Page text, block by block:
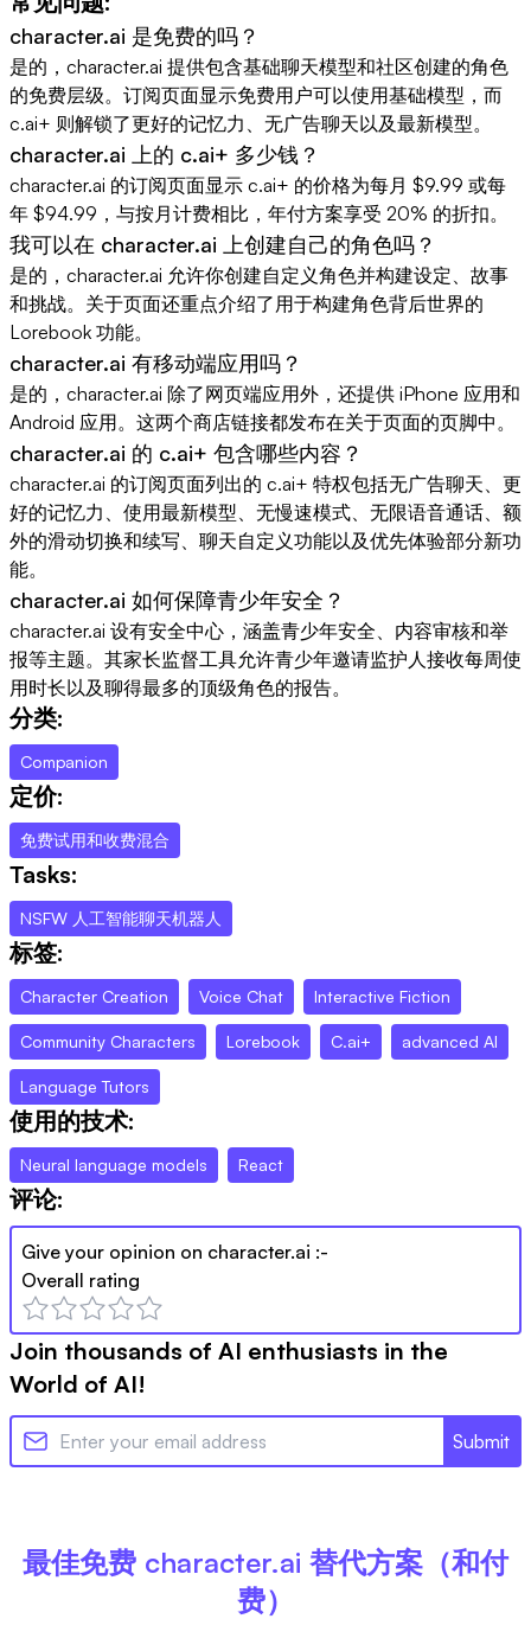
character.ai 是免费的吗？
是的，character.ai 提供包含基础聊天模型和社区创建的角色
的免费层级。订阅页面显示免费用户可以使用基础模型，而
c.ai+ 则解锁了更好的记忆力、无广告聊天以及最新模型。
character.ai 上的 c.ai+ 多少钱？
character.ai 的订阅页面显示 c.ai+ 的价格为每月 $9.99 或每
年 $94.99，与按月计费相比，年付方案享受 20% 的折扣。
我可以在 character.ai 上创建自己的角色吗？
是的，character.ai 允许你创建自定义角色并构建设定、故事
和挑战。关于页面还重点介绍了用于构建角色背后世界的
Lorebook 功能。
character.ai 有移动端应用吗？
是的，character.ai 除了网页端应用外，还提供 iPhone 应用和
Android 应用。这两个商店链接都发布在关于页面的页脚中。
character.ai 的 c.ai+ 包含哪些内容？
character.ai 的订阅页面列出的 c.ai+ 特权包括无广告聊天、更
好的记忆力、使用最新模型、无慢速模式、无限语音通话、额
外的滑动切换和续写、聊天自定义功能以及优先体验部分新功
能。
character.ai 如何保障青少年安全？
character.ai 设有安全中心，涵盖青少年安全、内容审核和举
报等主题。其家长监督工具允许青少年邀请监护人接收每周使
用时长以及聊得最多的顶级角色的报告。
分类:
Companion
定价:
免费试用和收费混合
Tasks:
NSFW 人工智能聊天机器人
标签:
Character Creation Voice Chat Interactive Fiction
Community Characters Lorebook C.ai+ advanced AI
Language Tutors
使用的技术:
Neural language models React
评论:
Give your opinion on character.ai :-
Overall rating
Join thousands of AI enthusiasts in the
World of AI!
Submit
最佳免费 character.ai 替代方案（和付
费）